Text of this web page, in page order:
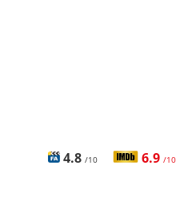
4.8 /10 6.9 /10